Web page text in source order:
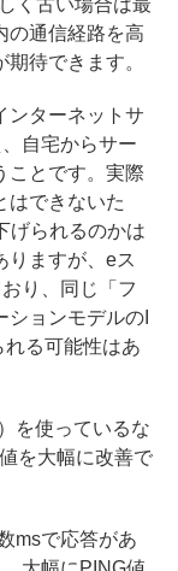
の通信経路を高
待できます。
ターネットサ
自宅からサー
ことです。実際
はできないた
げられるのかは
りますが、eス
り、同じ「フ
ションモデルのI
る可能性はあ
を使っているな
を大幅に改善で
msで応答があ